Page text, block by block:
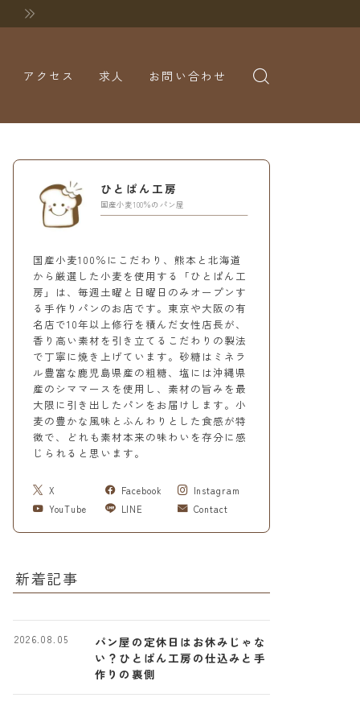
アクセス 求人 お問い合わせ
ひとぱん工房
国産小麦100％のパン屋
国産小麦100％にこだわり、熊本と北海道
から厳選した小麦を使用する「ひとぱん工
房」は、毎週土曜と日曜日のみオープンす
る手作りパンのお店です。東京や大阪の有
名店で10年以上修行を積んだ女性店長が、
香り高い素材を引き立てるこだわりの製法
で丁寧に焼き上げています。砂糖はミネラ
ル豊富な鹿児島県産の粗糖、塩には沖縄県
産のシママースを使用し、素材の旨みを最
大限に引き出したパンをお届けします。小
麦の豊かな風味とふんわりとした食感が特
徴で、どれも素材本来の味わいを存分に感
じられると思います。
X Facebook
Instagram
YouTube
LINE Contact
新着記事
パン屋の定休日はお休みじゃな
い？ひとぱん工房の仕込みと手
作りの裏側
2026.08.05